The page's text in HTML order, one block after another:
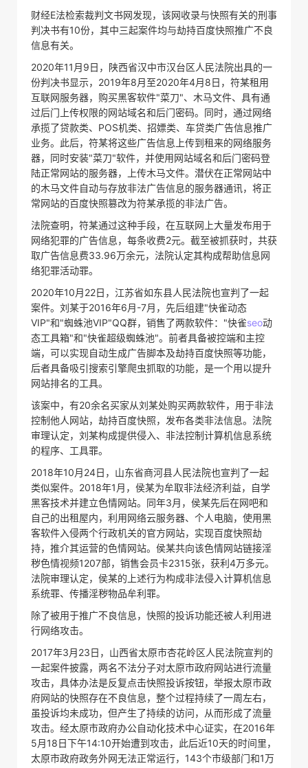
财经E法检索裁判文书网发现，该网收录与快照有关的刑事
判决书有10份，其中三起案件均与劫持百度快照推广不良
信息有关。
2020年11月9日，陕西省汉中市汉台区人民法院出具的一
份判决书显示，2019年8月至2020年4月8日，符某租用
互联网服务器，购买黑客软件"菜刀"、木马文件、具有通
过后门上传权限的网站域名和后门密码。同时，通过网络
承揽了贷款类、POS机类、招嫖类、车贷类广告信息推广
业务。此后，符某将这些广告信息上传到租来的网络服务
器，同时安装"菜刀"软件，并使用网站域名和后门密码登
陆正常网站的服务器，上传木马文件。潜伏在正常网站中
的木马文件自动与存放非法广告信息的服务器通讯，将正
常网站的百度快照篡改为符某承揽的非法广告。
法院查明，符某通过这种手段，在互联网上大量发布用于
网络犯罪的广告信息，每条收费2元。截至被抓获时，共获
取广告信息费33.96万余元，法院认定其构成帮助信息网
络犯罪活动罪。
2020年10月22日，江苏省如东县人民法院也宣判了一起
案件。刘某于2016年6月-7月，先后组建"快雀动态
VIP"和"蜘蛛池VIP"QQ群，销售了两款软件："快雀seo动
态工具箱"和"快雀超级蜘蛛池"。前者具备被控端和主控
端，可以实现自动生成广告脚本及劫持百度快照等功能，
后者具备吸引搜索引擎爬虫抓取的功能，是一个用以提升
网站排名的工具。
该案中，有20余名买家从刘某处购买两款软件，用于非法
控制他人网站，劫持百度快照，发布各类非法信息。法院
审理认定，刘某构成提供侵入、非法控制计算机信息系统
的程序、工具罪。
2018年10月24日，山东省商河县人民法院也宣判了一起
类似案件。2018年1月，侯某为牟取非法经济利益，自学
黑客技术并建立色情网站。同年3月，侯某先后在网吧和
自己的出租屋内，利用网络云服务器、个人电脑，使用黑
客软件入侵两个行政机关的官方网站，实现百度快照劫
持，推介其运营的色情网站。侯某共向该色情网站链接淫
秽色情视频1207部，销售会员卡2315张，获利4万多元。
法院审理认定，侯某的上述行为构成非法侵入计算机信息
系统罪、传播淫秽物品牟利罪。
除了被用于推广不良信息，快照的投诉功能还被人利用进
行网络攻击。
2017年3月23日，山西省太原市杏花岭区人民法院宣判的
一起案件披露，两名不法分子对太原市政府网站进行流量
攻击，具体办法是反复点击快照投诉按钮，举报太原市政
府网站的快照存在不良信息，整个过程持续了一周左右，
虽投诉均未成功，但产生了持续的访问，从而形成了流量
攻击。经太原市政府办公自动化技术中心证实，在2016年
5月18日下午14:10开始遭到攻击，此后近10天的时间里，
太原市政府政务外网无法正常运行，143个市级部门和1万